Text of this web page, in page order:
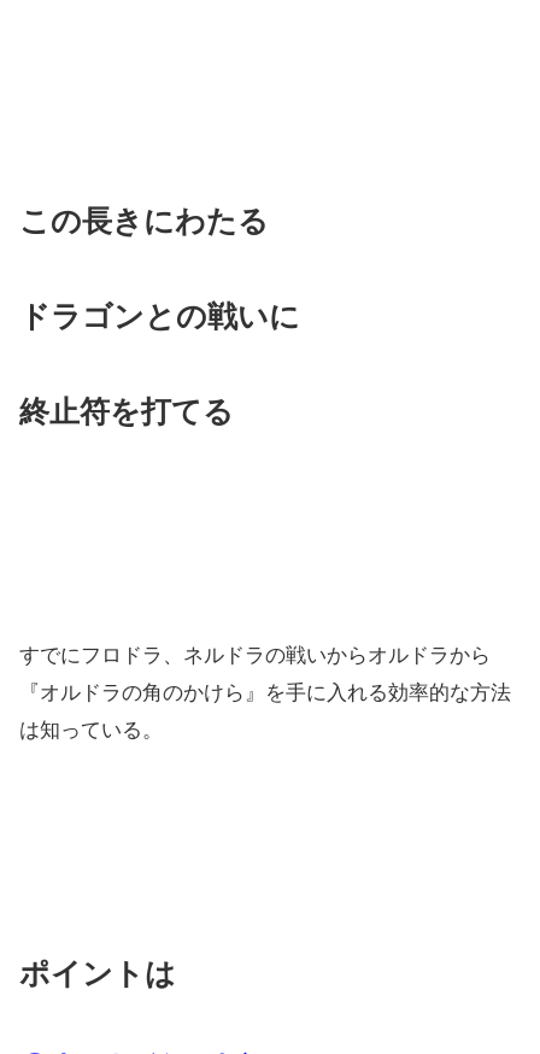
この長きにわたる
ドラゴンとの戦いに
終止符を打てる
すでにフロドラ、ネルドラの戦いからオルドラから
『オルドラの角のかけら』を手に入れる効率的な方法
は知っている。
ポイントは